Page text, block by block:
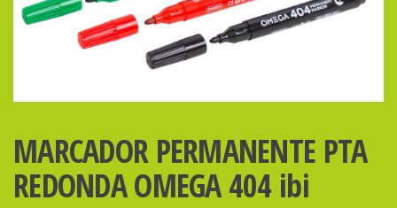
MARCADOR PERMANENTE PTA
REDONDA OMEGA 404 ibi